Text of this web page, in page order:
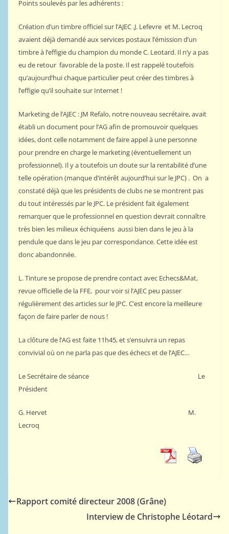
Points soulevés par les adhérents :
Création d’un timbre officiel sur l’AJEC .J. Lefevre et M. Lecroq
avaient déjà demandé aux services postaux l’émission d’un
timbre à l’effigie du champion du monde C. Leotard. Il n’y a pas
eu de retour favorable de la poste. Il est rappelé toutefois
qu’aujourd’hui chaque particulier peut créer des timbres à
l’effigie qu’il souhaite sur Internet !
Marketing de l’AJEC : JM Refalo, notre nouveau secrétaire, avait
établi un document pour l’AG afin de promouvoir quelques
idées, dont celle notamment de faire appel à une personne
pour prendre en charge le marketing (éventuellement un
professionnel). Il y a toutefois un doute sur la rentabilité d’une
telle opération (manque d’intérêt aujourd’hui sur le JPC) . On a
constaté déjà que les présidents de clubs ne se montrent pas
du tout intéressés par le JPC. Le président fait également
remarquer que le professionnel en question devrait connaître
très bien les milieux échiquéens aussi bien dans le jeu à la
pendule que dans le jeu par correspondance. Cette idée est
donc abandonnée.
L. Tinture se propose de prendre contact avec Echecs&Mat,
revue officielle de la FFE, pour voir si l’AJEC peu passer
régulièrement des articles sur le JPC. C’est encore la meilleure
façon de faire parler de nous !
La clôture de l’AG est faite 11h45, et s’ensuivra un repas
convivial où on ne parla pas que des échecs et de l’AJEC…
Le Secrétaire de séance Le
Président
G. Hervet M.
Lecroq
Rapport comité directeur 2008 (Grâne)
Interview de Christophe Léotard